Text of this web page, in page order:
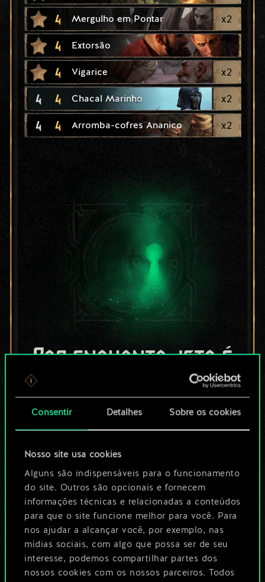
Consentir Detalhes Sobre os cookies
Nosso site usa cookies
Alguns são indispensáveis para o funcionamento
do site. Outros são opcionais e fornecem
informações técnicas e relacionadas a conteúdos
para que o site funcione melhor para você. Para
nos ajudar a alcançar você, por exemplo, nas
mídias sociais, com algo que possa ser de seu
interesse, podemos compartilhar partes dos
nossos cookies com os nossos parceiros. Todos
4 Mergulho em Pontar x2
4 Extorsão
4 Vigarice x2
4 4 Chacal Marinho x2
4 4 Arromba-cofres Ananico x2
Por enquanto, isto é
apenas um conjunto
de cartas
compartilhado.
No entanto, dá para
ser muito mais!
Dê um nome para este baralho e crie
um guia